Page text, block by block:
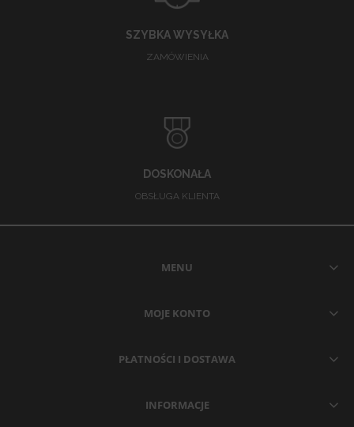
SZYBKA WYSYŁKA
ZAMÓWIENIA
DOSKONAŁA
OBSŁUGA KLIENTA
MENU
MOJE KONTO
PŁATNOŚCI I DOSTAWA
INFORMACJE